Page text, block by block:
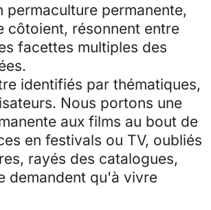
permaculture permanente,
côtoient, résonnent entre
facettes multiples des
identifiés par thématiques,
Nous portons une
aux films au bout de
en festivals ou TV, oubliés
rayés des catalogues,
demandent qu'à vivre